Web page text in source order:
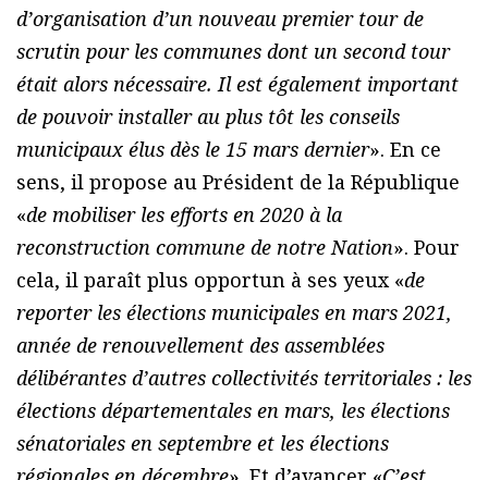
d’organisation d’un nouveau premier tour de
scrutin pour les communes dont un second tour
était alors nécessaire. Il est également important
de pouvoir installer au plus tôt les conseils
municipaux élus dès le 15 mars dernier». En ce
sens, il propose au Président de la République
«de mobiliser les efforts en 2020 à la
reconstruction commune de notre Nation». Pour
cela, il paraît plus opportun à ses yeux «de
reporter les élections municipales en mars 2021,
année de renouvellement des assemblées
délibérantes d’autres collectivités territoriales : les
élections départementales en mars, les élections
sénatoriales en septembre et les élections